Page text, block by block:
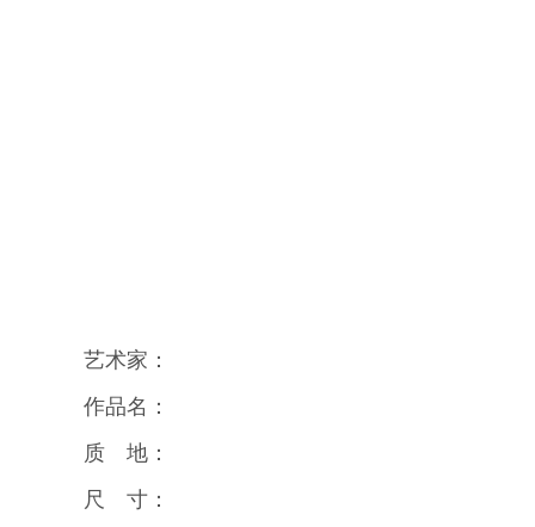
艺术家：
作品名：
质 地：
尺 寸：